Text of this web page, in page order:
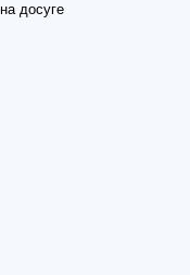
досуге